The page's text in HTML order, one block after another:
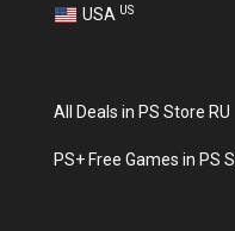
USA US
All Deals in PS Store RU
PS+ Free Games in PS